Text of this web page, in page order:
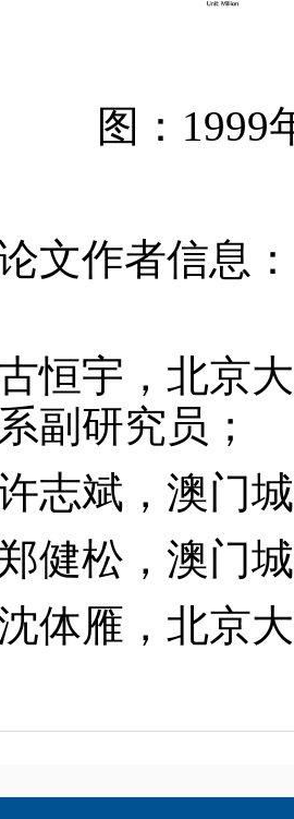
图：1999
作者信息：
宇，北京大
副研究员；
斌，澳门城
松，澳门城
雁，北京大